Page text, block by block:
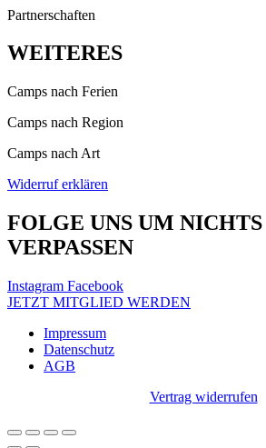
Partnerschaften
WEITERES
Camps nach Ferien
Camps nach Region
Camps nach Art
Widerruf erklären
FOLGE UNS UM
VERPASSEN
Instagram Facebook
JETZT MITGLIED WERDEN
Impressum
Datenschutz
AGB
Vertrag widerrufen